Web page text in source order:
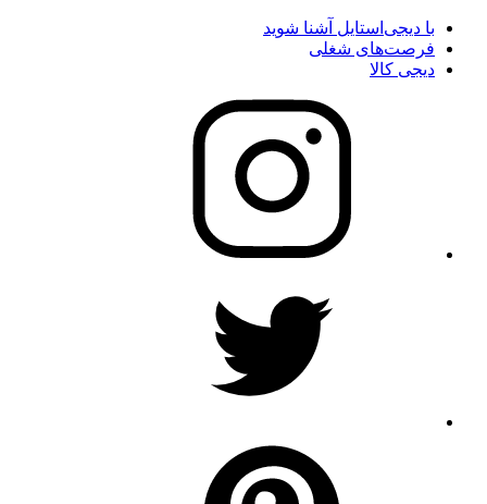
با دیجی‌استایل آشنا شوید
فرصت‌های شغلی
دیجی کالا